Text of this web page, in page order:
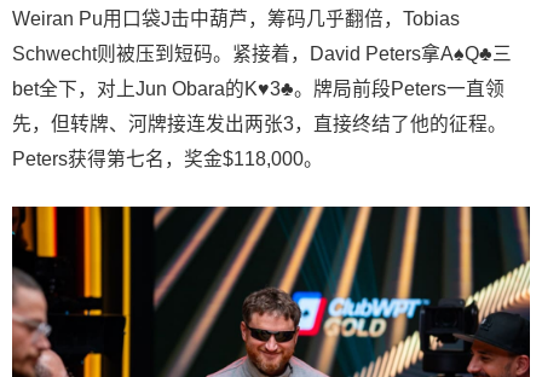
Weiran Pu用口袋J击中葫芦，筹码几乎翻倍，Tobias
Schwecht则被压到短码。紧接着，David Peters拿A♠Q♣三
bet全下，对上Jun Obara的K♥3♣。牌局前段Peters一直领
先，但转牌、河牌接连发出两张3，直接终结了他的征程。
Peters获得第七名，奖金$118,000。